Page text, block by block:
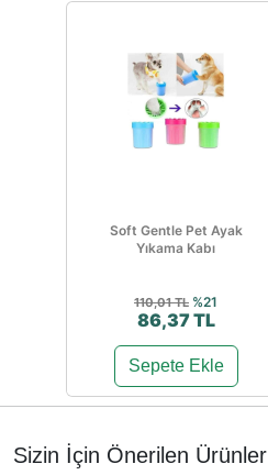
Soft Gentle Pet Ayak
Yıkama Kabı
110,01 TL %21
86,37 TL
Sepete Ekle
Sizin İçin Önerilen Ürünler